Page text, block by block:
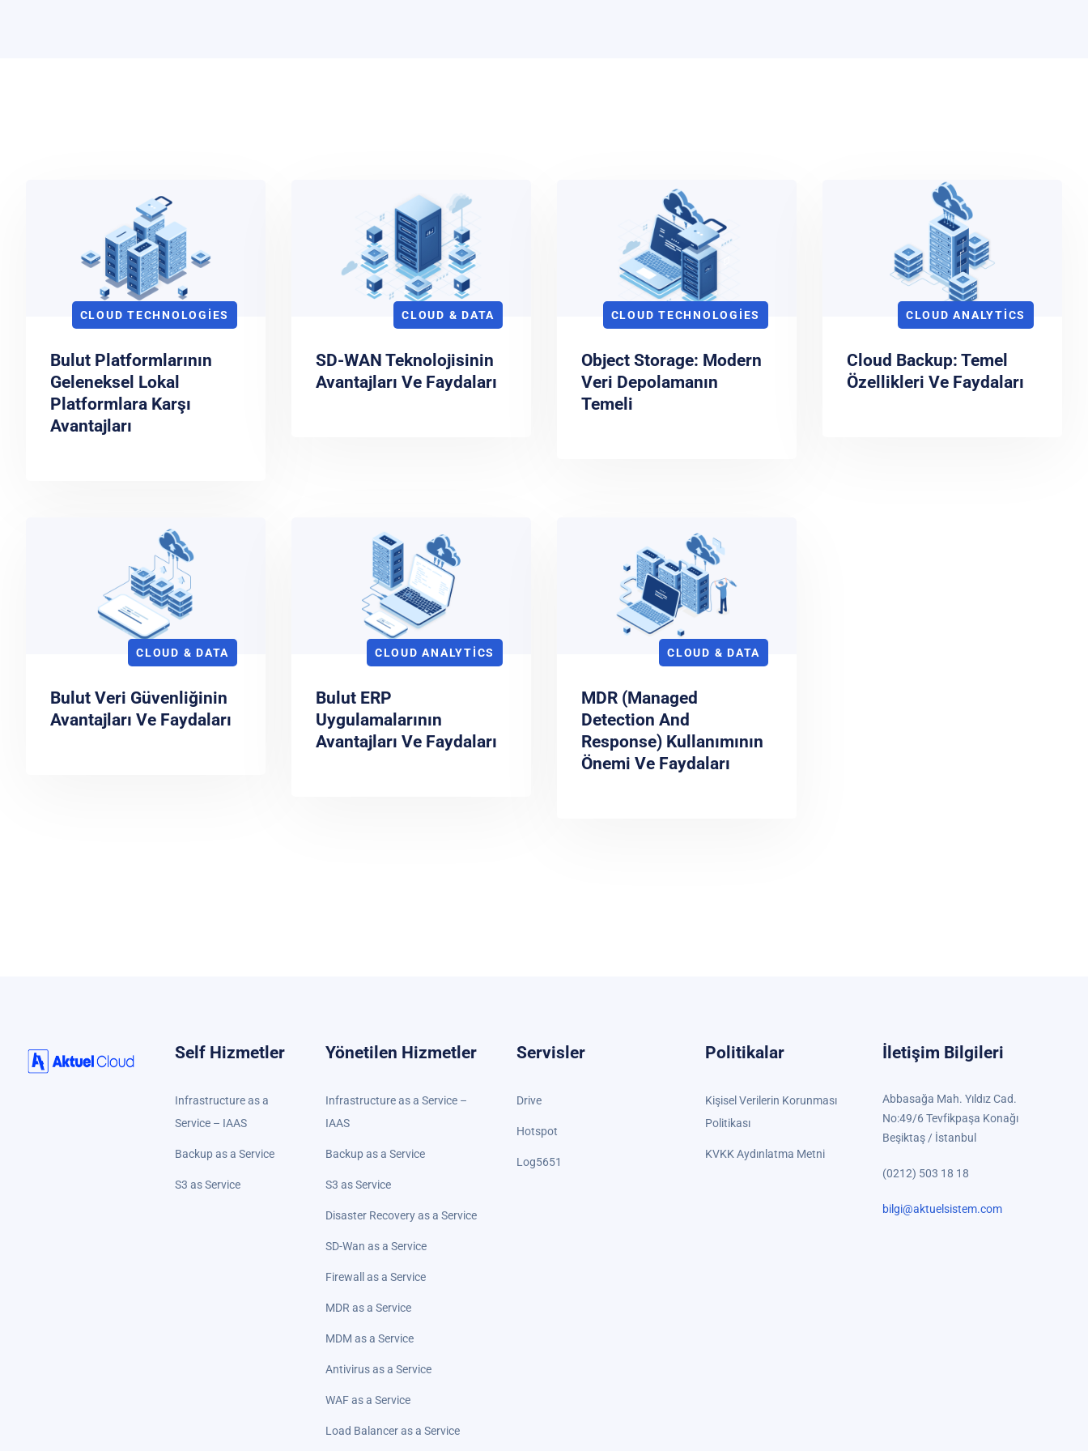
CLOUD TECHNOLOGIES
Bulut Platformlarının
Geleneksel Lokal
Platformlara Karşı
Avantajları
CLOUD & DATA
SD-WAN Teknolojisinin
Avantajları Ve Faydaları
CLOUD TECHNOLOGIES
Object Storage: Modern
Veri Depolamanın
Temeli
CLOUD ANALYTICS
Cloud Backup: Temel
Özellikleri Ve Faydaları
CLOUD & DATA
Bulut Veri Güvenliğinin
Avantajları Ve Faydaları
CLOUD ANALYTICS
Bulut ERP
Uygulamalarının
Avantajları Ve Faydaları
CLOUD & DATA
MDR (Managed
Detection And
Response) Kullanımının
Önemi Ve Faydaları
Self Hizmetler
Infrastructure as a
Service – IAAS
Backup as a Service
S3 as Service
Yönetilen Hizmetler
Infrastructure as a Service –
IAAS
Backup as a Service
S3 as Service
Disaster Recovery as a Service
SD-Wan as a Service
Firewall as a Service
MDR as a Service
MDM as a Service
Antivirus as a Service
WAF as a Service
Load Balancer as a Service
Servisler
Drive
Hotspot
Log5651
Politikalar
Kişisel Verilerin Korunması
Politikası
KVKK Aydınlatma Metni
İletişim Bilgileri
Abbasağa Mah. Yıldız Cad.
No:49/6 Tevfikpaşa Konağı
Beşiktaş / İstanbul
(0212) 503 18 18
bilgi@aktuelsistem.com